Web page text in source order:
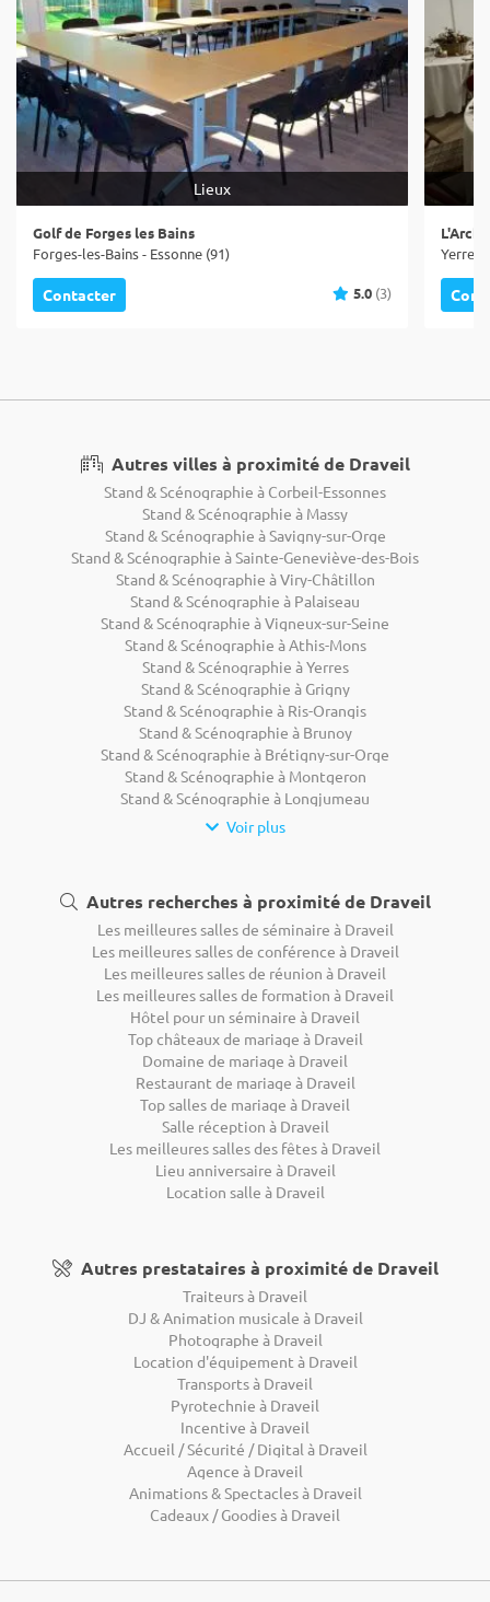
Lieux
Golf de Forges les Bains
Forges-les-Bains - Essonne (91)
Contacter 5.0 (3)
L'Arche
Yerres
Autres villes à proximité de Draveil
Stand & Scénographie à Corbeil-Essonnes
Stand & Scénographie à Massy
Stand & Scénographie à Savigny-sur-Orge
Stand & Scénographie à Sainte-Geneviève-des-Bois
Stand & Scénographie à Viry-Châtillon
Stand & Scénographie à Palaiseau
Stand & Scénographie à Vigneux-sur-Seine
Stand & Scénographie à Athis-Mons
Stand & Scénographie à Yerres
Stand & Scénographie à Grigny
Stand & Scénographie à Ris-Orangis
Stand & Scénographie à Brunoy
Stand & Scénographie à Brétigny-sur-Orge
Stand & Scénographie à Montgeron
Stand & Scénographie à Longjumeau
Voir plus
Autres recherches à proximité de Draveil
Les meilleures salles de séminaire à Draveil
Les meilleures salles de conférence à Draveil
Les meilleures salles de réunion à Draveil
Les meilleures salles de formation à Draveil
Hôtel pour un séminaire à Draveil
Top châteaux de mariage à Draveil
Domaine de mariage à Draveil
Restaurant de mariage à Draveil
Top salles de mariage à Draveil
Salle réception à Draveil
Les meilleures salles des fêtes à Draveil
Lieu anniversaire à Draveil
Location salle à Draveil
Autres prestataires à proximité de Draveil
Traiteurs à Draveil
DJ & Animation musicale à Draveil
Photographe à Draveil
Location d'équipement à Draveil
Transports à Draveil
Pyrotechnie à Draveil
Incentive à Draveil
Accueil / Sécurité / Digital à Draveil
Agence à Draveil
Animations & Spectacles à Draveil
Cadeaux / Goodies à Draveil